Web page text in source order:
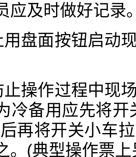
应及时做好记录
用盘面按钮启动
止操作过程中现
冷备用应先将
再将开关小车
。(典型操作票